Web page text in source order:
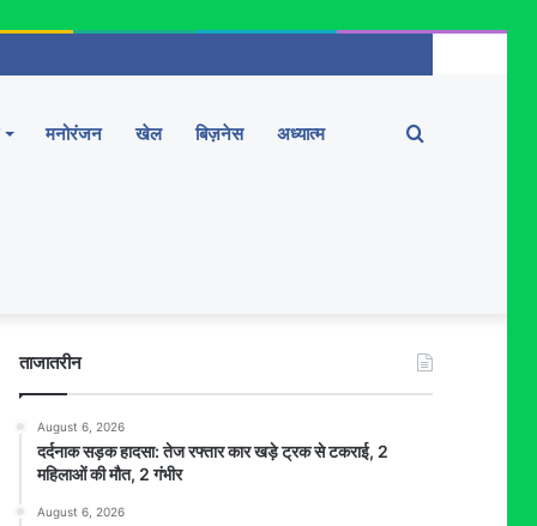
मनोरंजन खेल बिज़नेस अध्यात्म Search
ताजातरीन
August 6, 2026
दर्दनाक सड़क हादसा: तेज रफ्तार कार खड़े ट्रक से टकराई, 2
महिलाओं की मौत, 2 गंभीर
August 6, 2026